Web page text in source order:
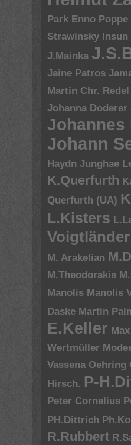
Park Enno Poppe
Strawinsky
J.Mainka
Jaine Patros
Martin Chr. Redel
Johanna Doderer
Johannes
Johann
Haydn Junghae
K.Querfurth
Querfurth (UA)
L.Kisters
Voigtländer
M. Arakelian
M.Theodorakis
Manolis Manolis
Daske Martin
E.Keller
Wertmüller
Vassena Oehring
Hirsch. P-
Peter Cornelius
PH.Dittrich
R.Rubbert